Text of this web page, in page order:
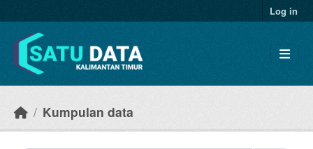
Log in
Kumpulan data